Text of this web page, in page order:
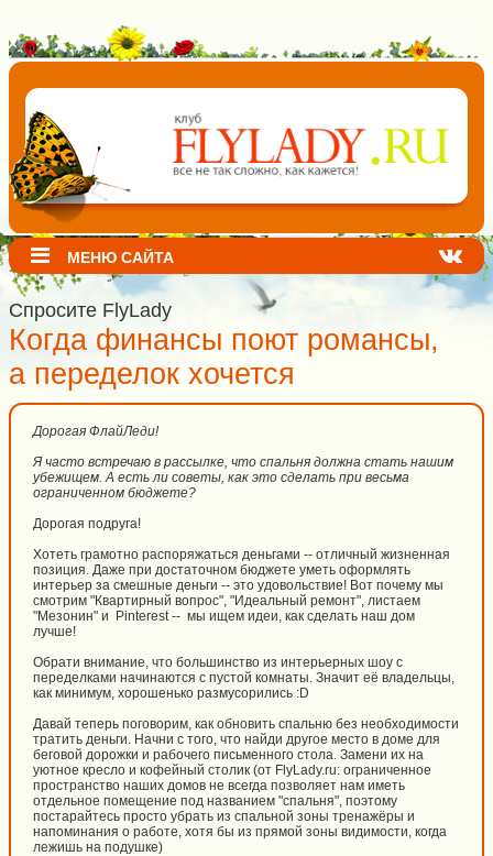
МЕНЮ САЙТА
Спросите FlyLady
Когда финансы поют романсы,
а переделок хочется
Дорогая ФлайЛеди!
Я часто встречаю в рассылке, что спальня должна стать нашим
убежищем. А есть ли советы, как это сделать при весьма
ограниченном бюджете?
Дорогая подруга!
Хотеть грамотно распоряжаться деньгами -- отличный жизненная
позиция. Даже при достаточном бюджете уметь оформлять
интерьер за смешные деньги -- это удовольствие! Вот почему мы
смотрим "Квартирный вопрос", "Идеальный ремонт", листаем
"Мезонин" и Pinterest -- мы ищем идеи, как сделать наш дом
лучше!
Обрати внимание, что большинство из интерьерных шоу с
переделками начинаются с пустой комнаты. Значит её владельцы,
как минимум, хорошенько размусорились :D
Давай теперь поговорим, как обновить спальню без необходимости
тратить деньги. Начни с того, что найди другое место в доме для
беговой дорожки и рабочего письменного стола. Замени их на
уютное кресло и кофейный столик (от FlyLady.ru: ограниченное
пространство наших домов не всегда позволяет нам иметь
отдельное помещение под названием "спальня", поэтому
постарайтесь просто убрать из спальной зоны тренажёры и
напоминания о работе, хотя бы из прямой зоны видимости, когда
лежишь на подушке)